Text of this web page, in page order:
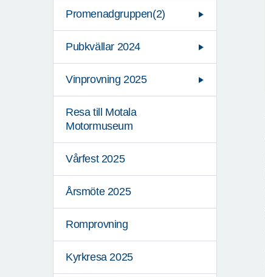
Promenadgruppen(2)
Pubkvällar 2024
Vinprovning 2025
Resa till Motala
Motormuseum
Vårfest 2025
Årsmöte 2025
Romprovning
Kyrkresa 2025